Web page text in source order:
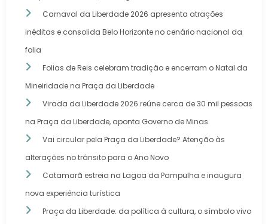
Carnaval da Liberdade 2026 apresenta atrações
inéditas e consolida Belo Horizonte no cenário nacional da
folia
Folias de Reis celebram tradição e encerram o Natal da
Mineiridade na Praça da Liberdade
Virada da Liberdade 2026 reúne cerca de 30 mil pessoas
na Praça da Liberdade, aponta Governo de Minas
Vai circular pela Praça da Liberdade? Atenção às
alterações no trânsito para o Ano Novo
Catamarã estreia na Lagoa da Pampulha e inaugura
nova experiência turística
Praça da Liberdade: da política à cultura, o símbolo vivo